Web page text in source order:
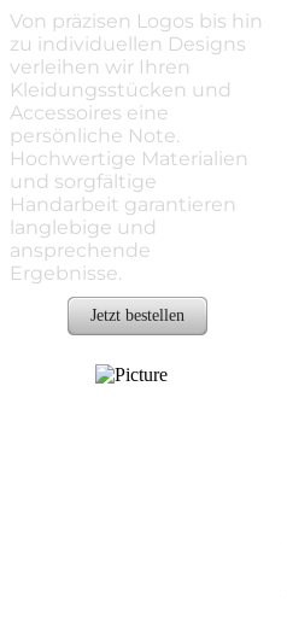
Von präzisen Logos bis hin
zu individuellen Designs
verleihen wir Ihren
Kleidungsstücken und
Accessoires eine
persönliche Note.
​Hochwertige Materialien
und sorgfältige
Handarbeit garantieren
langlebige und
ansprechende
Ergebnisse.
Jetzt bestellen